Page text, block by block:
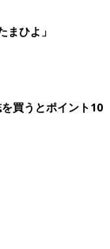
できたんだそ
きちゃう優れモ
うれしいです
ワンプッシ
まひよ」
買うとポイント10